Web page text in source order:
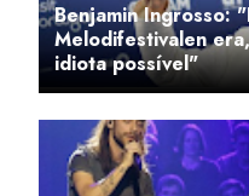
Benjamin Ingrosso:
Melodifestivalen
idiota possível"